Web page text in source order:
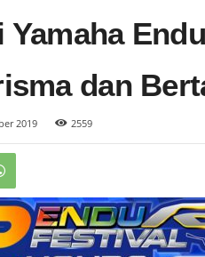
Yamaha
dan
2019 2559